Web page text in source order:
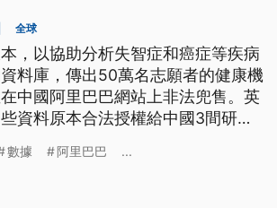
全球
，以協助分析失智症和癌症等疾病
料庫，傳出50萬名志願者的健康機
中國阿里巴巴網站上非法兜售。英
資料原本合法授權給中國3間研究
也全面下架。
數據 阿里巴巴 ...